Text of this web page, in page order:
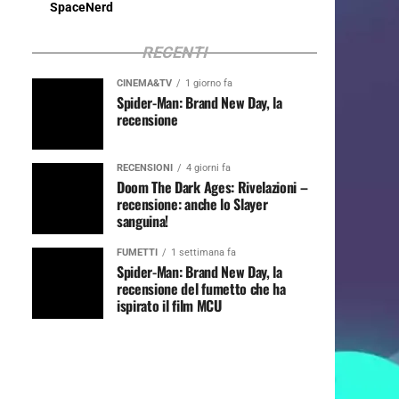
SpaceNerd
RECENTI
CINEMA&TV 1 giorno fa
Spider-Man: Brand New Day, la
recensione
RECENSIONI 4 giorni fa
Doom The Dark Ages: Rivelazioni –
recensione: anche lo Slayer
sanguina!
FUMETTI 1 settimana fa
Spider-Man: Brand New Day, la
recensione del fumetto che ha
ispirato il film MCU